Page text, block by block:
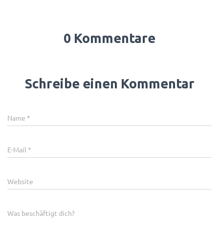
0 Kommentare
Schreibe einen Kommentar
Name *
E-Mail *
Website
Was beschäftigt dich?